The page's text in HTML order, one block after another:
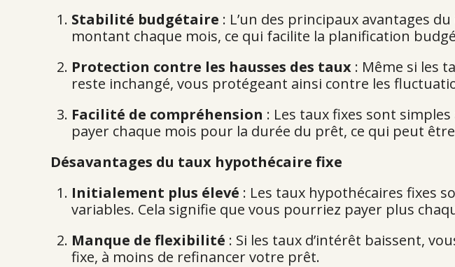
Stabilité budgétaire : L’un des principaux avantages
montant chaque mois, ce qui facilite la planification
Protection contre les hausses des taux : Même si les
reste inchangé, vous protégeant ainsi contre les
Facilité de compréhension : Les taux fixes sont
payer chaque mois pour la durée du prêt, ce qui peut
Désavantages du taux hypothécaire fixe
Initialement plus élevé : Les taux hypothécaires fixes
variables. Cela signifie que vous pourriez payer plus
Manque de flexibilité : Si les taux d’intérêt baissent,
fixe, à moins de refinancer votre prêt.